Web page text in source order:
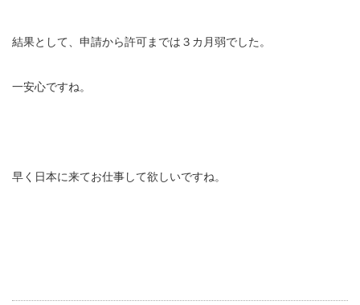
結果として、申請から許可までは３カ月弱でした。
一安心ですね。
早く日本に来てお仕事して欲しいですね。